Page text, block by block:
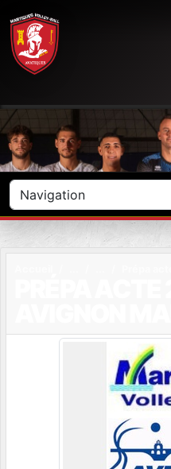
Panneau de gestion des